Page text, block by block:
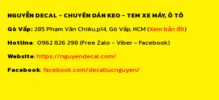
NGUYỄN DECAL - CHUYÊN DÁN KEO - TEM XE MÁY, Ô TÔ
Gò Vấp: 285 Phạm Văn Chiêu,p14, Gò Vấp, HCM (Xem bản đồ)
Hotline: 0962 826 298 (Free Zalo - Viber - Facebook)
Website:https://nguyendecal.com/
Facebook: facebook.com/decallucnguyen/